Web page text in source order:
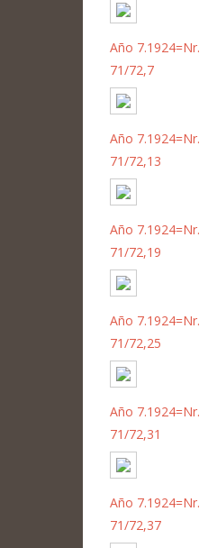
Año 7.1924=Nr.
71/72,7
Año 7.1924=Nr.
71/72,13
Año 7.1924=Nr.
71/72,19
Año 7.1924=Nr.
71/72,25
Año 7.1924=Nr.
71/72,31
Año 7.1924=Nr.
71/72,37